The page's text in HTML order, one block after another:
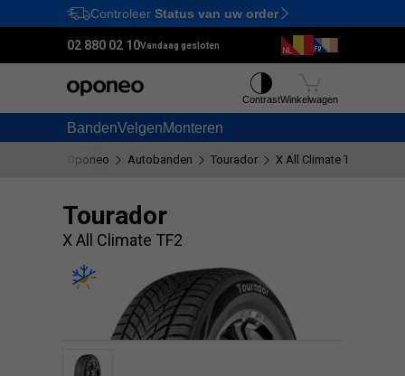
Ctrl M
Controleer Status van uw order
02 880 02 10Vandaag gesloten
BandenVelgenMonteren
ContrastWinkelwagen
Oponeo Autobanden Tourador X All Climate TF2
Tourador
X All Climate TF2